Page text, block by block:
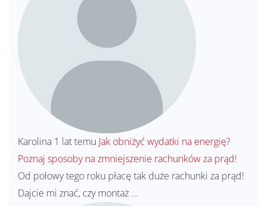
Karolina 1 lat temu Jak obniżyć wydatki na energię?
Poznaj sposoby na zmniejszenie rachunków za prąd!
Od połowy tego roku płacę tak duże rachunki za prąd!
Dajcie mi znać, czy montaż ...